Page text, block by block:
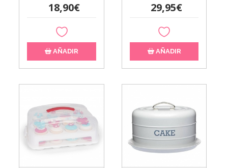
18,90€
AÑADIR
29,95€
AÑADIR